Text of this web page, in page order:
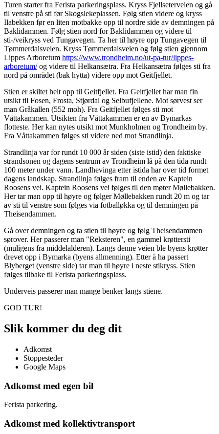
Turen starter fra Ferista parkeringsplass. Kryss Fjellseterveien og gå
til venstre på sti før Skogslekeplassen. Følg stien videre og kryss
Ilabekken før en liten motbakke opp til nordre side av demningen på
Baklidammen. Følg stien nord for Baklidammen og videre til
sti-/veikryss ved Tungavegen. Ta her til høyre opp Tungavegen til
Tømmerdalsveien. Kryss Tømmerdalsveien og følg stien gjennom
Lippes Arboretum https://www.trondheim.no/ut-pa-tur/lippes-
arboretum/og videre til Helkansætra. Fra Helkansætra følges sti fra
nord på området (bak hytta) videre opp mot Geitfjellet.
Stien er skiltet helt opp til Geitfjellet. Fra Geitfjellet har man fin
utsikt til Fosen, Frosta, Stjørdal og Selbufjellene. Mot sørvest ser
man Gråkallen (552 moh). Fra Geitfjellet følges sti mot
Våttakammen. Utsikten fra Våttakammen er en av Bymarkas
flotteste. Her kan nytes utsikt mot Munkholmen og Trondheim by.
Fra Våttakammen følges sti videre ned mot Strandlinja.
Strandlinja var for rundt 10 000 år siden (siste istid) den faktiske
strandsonen og dagens sentrum av Trondheim lå på den tida rundt
100 meter under vann. Landhevinga etter istida har over tid formet
dagens landskap. Strandlinja følges fram til enden av Kaptein
Roosens vei. Kaptein Roosens vei følges til den møter Møllebakken.
Her tar man opp til høyre og følger Møllebakken rundt 20 m og tar
av sti til venstre som følges via fotballøkka og til demningen på
Theisendammen.
Gå over demningen og ta stien til høyre og følg Theisendammen
sørover. Her passerer man "Reksteren", en gammel krøttersti
(muligens fra middelalderen). Langs denne veien ble byens krøtter
drevet opp i Bymarka (byens allmenning). Etter å ha passert
Blyberget (venstre side) tar man til høyre i neste stikryss. Stien
følges tilbake til Ferista parkeringsplass.
Underveis passerer man mange benker langs stiene.
GOD TUR!
Slik kommer du deg dit
Adkomst
Stoppesteder
Google Maps
Adkomst med egen bil
Ferista parkering.
Adkomst med kollektivtransport